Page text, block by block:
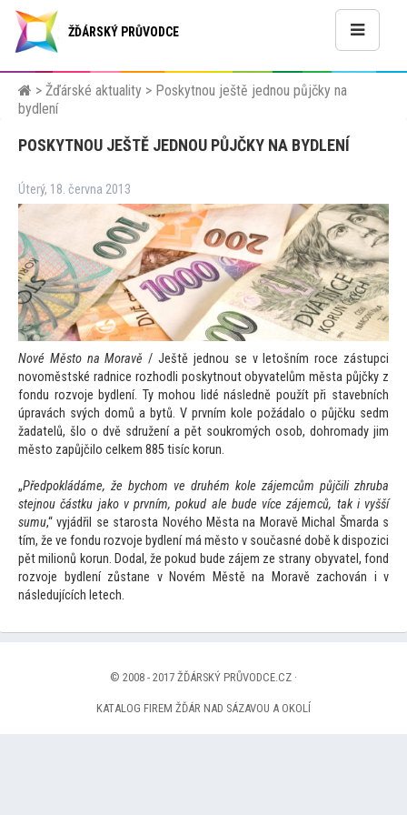
ŽĎÁRSKÝ PRŮVODCE
> Žďárské aktuality > Poskytnou ještě jednou půjčky na
bydlení
POSKYTNOU JEŠTĚ JEDNOU PŮJČKY NA BYDLENÍ
Úterý, 18. června 2013
Nové Město na Moravě / Ještě jednou se v letošním roce zástupci
novoměstské radnice rozhodli poskytnout obyvatelům města půjčky z
fondu rozvoje bydlení. Ty mohou lidé následně použít při stavebních
úpravách svých domů a bytů. V prvním kole požádalo o půjčku sedm
žadatelů, šlo o dvě sdružení a pět soukromých osob, dohromady jim
město zapůjčilo celkem 885 tisíc korun.
„Předpokládáme, že bychom ve druhém kole zájemcům půjčili zhruba
stejnou částku jako v prvním, pokud ale bude více zájemců, tak i vyšší
sumu,“ vyjádřil se starosta Nového Města na Moravě Michal Šmarda s
tím, že ve fondu rozvoje bydlení má město v současné době k dispozici
pět milionů korun. Dodal, že pokud bude zájem ze strany obyvatel, fond
rozvoje bydlení zůstane v Novém Městě na Moravě zachován i v
následujících letech.
© 2008 - 2017 ŽĎÁRSKÝ PRŮVODCE.CZ ·
KATALOG FIREM ŽĎÁR NAD SÁZAVOU A OKOLÍ